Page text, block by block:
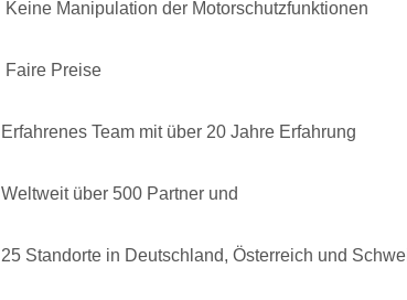
Keine Manipulation der Motorschutzfunktionen
Faire Preise
Erfahrenes Team mit über 20 Jahre Erfahrung
Weltweit über 500 Partner und
25 Standorte in Deutschland, Österreich und